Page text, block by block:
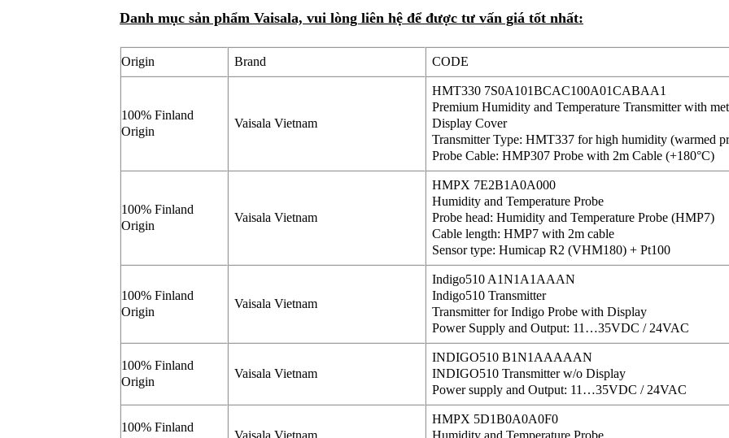
Danh mục sản phẩm Vaisala, vui lòng liên hệ để được tư vấn giá tốt nhất:
Origin Brand CODE
100% Finland
Origin
Vaisala Vietnam
HMT330 7S0A101BCAC100A01CABAA1
Premium Humidity and Temperature Transmitter with
Display Cover
Transmitter Type: HMT337 for high humidity (warmed
Probe Cable: HMP307 Probe with 2m Cable (+180°C)
100% Finland
Origin
Vaisala Vietnam
HMPX 7E2B1A0A000
Humidity and Temperature Probe
Probe head: Humidity and Temperature Probe (HMP7)
Cable length: HMP7 with 2m cable
Sensor type: Humicap R2 (VHM180) + Pt100
100% Finland
Origin
Vaisala Vietnam
Indigo510 A1N1A1AAAN
Indigo510 Transmitter
Transmitter for Indigo Probe with Display
Power Supply and Output: 11…35VDC / 24VAC
100% Finland
Origin
Vaisala Vietnam
INDIGO510 B1N1AAAAAN
INDIGO510 Transmitter w/o Display
Power supply and Output: 11…35VDC / 24VAC
100% Finland
Vaisala Vietnam
HMPX 5D1B0A0A0F0
Humidity and Temperature Probe